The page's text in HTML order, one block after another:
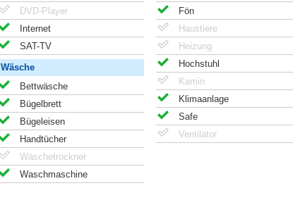
DVD-Player
Internet
SAT-TV
Wäsche
Bettwäsche
Bügelbrett
Bügeleisen
Handtücher
Wäschetrockner
Waschmaschine
Fön
Haustiere
Heizung
Hochstuhl
Kamin
Klimaanlage
Safe
Ventilator